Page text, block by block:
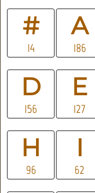
#
14
A
186
D
156
E
127
H
96
I
62